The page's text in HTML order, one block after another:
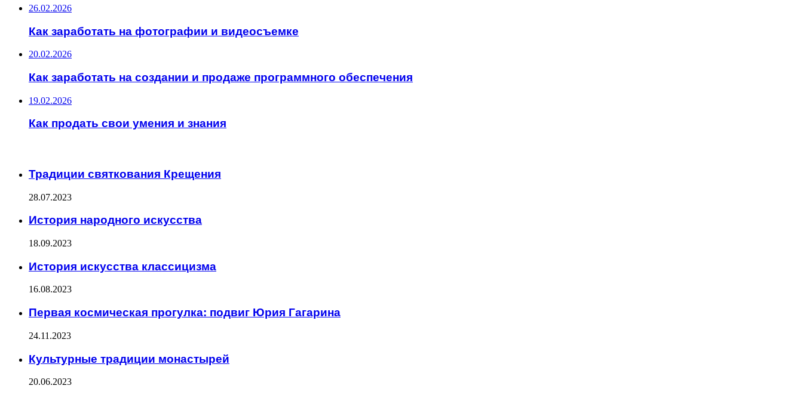
26.02.2026
Как заработать на фотографии и видеосъемке
20.02.2026
Как заработать на создании и продаже программного обеспечения
19.02.2026
Как продать свои умения и знания
Традиции святкования Крещения
28.07.2023
История народного искусства
18.09.2023
История искусства классицизма
16.08.2023
Первая космическая прогулка: подвиг Юрия Гагарина
24.11.2023
Культурные традиции монастырей
20.06.2023